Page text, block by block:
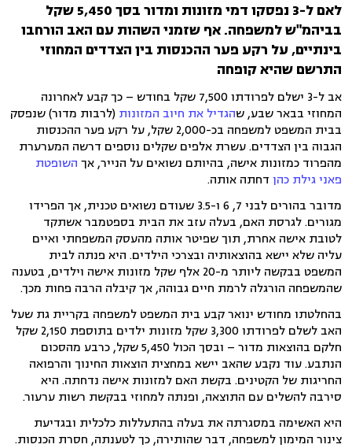
לאם ל-3 נפסקו דמי מזונות ומדור בסך 5,450 שקל
בביהמ"ש למשפחה. אף שזמני השהות עם האב הורחבו
בינתיים,על רקע פער ההכנסות בין הצדדים המחוזי
התרשם שהיא קופחה
אב ל-3 ישלם לפרודתו 7,500 שקל בחודש – כך קבע לאחרונה
המחוזי בבאר שבע, שהגדיל את חיוב המזונות (לרבות מדור) שנפסק
בבית המשפט למשפחה בכ-2,000 שקל, על רקע פער ההכנסות
הגבוה בין הצדדים. עשרת אלפים שקלים נוספים דרשה המערערת
מהפרוד כמזונות אישה, בהיותם נשואים על הנייר, אך השופטת
פאני גילת כהן דחתה אותה.
מדובר בהורים לבני 7, 6 ו-3.5 שעודם נשואים טכנית, אך הפרידו
מגורים. לגרסת האם, בעלה עזב את הבית בספטמבר אשתקד
לטובת אישה אחרת, תוך שפיטר אותה מהעסק המשפחתי ואיים
עליה שלא יישא בהוצאותיה ובצרכי הילדים. היא פנתה לבית
המשפט בבקשה ליותר מ-20 אלף שקל מזונות אישה וילדים, בטענה
שהמשפחה הורגלה לרמת חיים גבוהה, אך קיבלה הרבה פחות מכך.
בהחלטתו מחודש ינואר קבע בית המשפט למשפחה בקריית גת שעל
האב לשלם לפרודתו 3,300 שקל מזונות ילדים בתוספת 2,150 שקל
חלקם בהוצאות מדור – ובסך הכול 5,450 שקל, כרבע מהסכום
הנתבע. עוד נקבע שהאב יישא במחצית הוצאות החינוך והרפואה
החריגות של הקטינים. בקשת האם למזונות אישה נדחתה. היא
סירבה להשלים עם התוצאה, ופנתה למחוזי בבקשת רשות ערעור.
היא האשימה במסגרתה את בעלה בהתעללות כלכלית ובגדיעת
צינור המימון למשפחה, דבר שהותירה, כך לטענתה, חסרת הכנסות.